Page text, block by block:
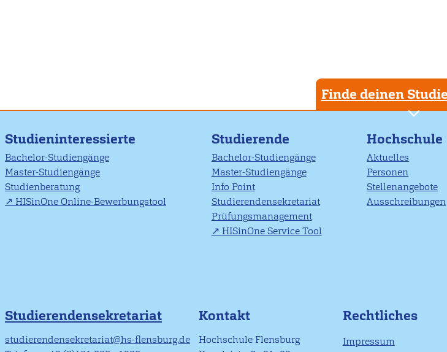
Finde deinen
Studieninteressierte
Bachelor-Studiengänge
Master-Studiengänge
Studienberatung
HISinOne Online-Bewerbungstool
Studierende
Bachelor-Studiengänge
Master-Studiengänge
Info Point
Studierendensekretariat
Prüfungsmanagement
HISinOne Service Tool
Hochschule
Aktuelles
Personen
Stellenangebote
Ausschreibungen
Studierendensekretariat
studierendensekretariat@hs-flensburg.de
Kontakt
Hochschule Flensburg
Rechtliches
Impressum